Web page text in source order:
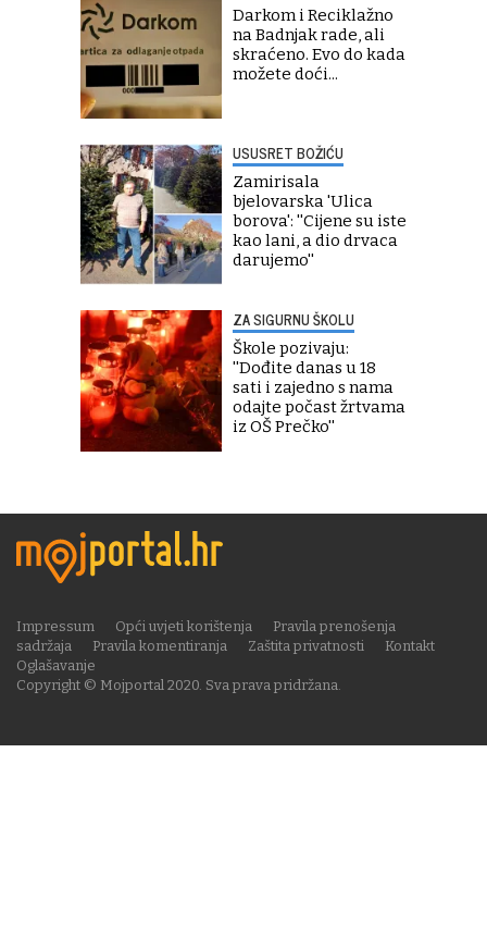
Darkom i Reciklažno
na Badnjak rade, ali
skraćeno. Evo do kada
možete doći...
USUSRET BOŽIĆU
Zamirisala
bjelovarska 'Ulica
borova': ''Cijene su iste
kao lani, a dio drvaca
darujemo''
ZA SIGURNU ŠKOLU
Škole pozivaju:
''Dođite danas u 18
sati i zajedno s nama
odajte počast žrtvama
iz OŠ Prečko''
Copyright © Mojportal 2020. Sva prava pridržana.
Impressum Opći uvjeti korištenja
Pravila prenošenja
sadržaja
Pravila komentiranja Zaštita privatnosti
Kontakt
Oglašavanje